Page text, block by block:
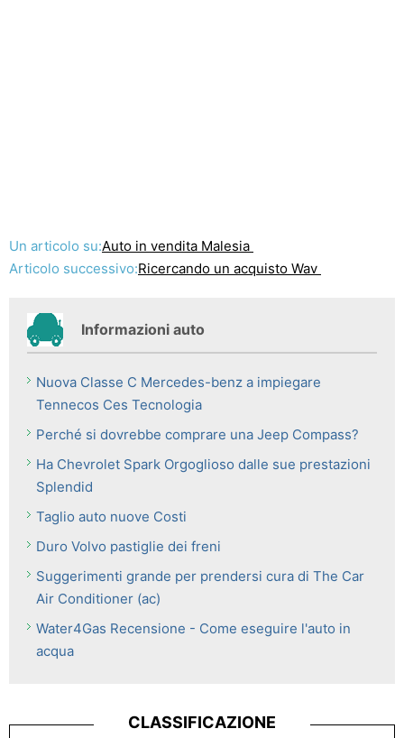
Un articolo su:Auto in vendita Malesia
Articolo successivo:Ricercando un acquisto Wav
Informazioni auto
Nuova Classe C Mercedes-benz a impiegare
Tennecos Ces Tecnologia
Perché si dovrebbe comprare una Jeep Compass?
Ha Chevrolet Spark Orgoglioso dalle sue prestazioni
Splendid
Taglio auto nuove Costi
Duro Volvo pastiglie dei freni
Suggerimenti grande per prendersi cura di The Car
Air Conditioner (ac)
Water4Gas Recensione - Come eseguire l'auto in
acqua
CLASSIFICAZIONE